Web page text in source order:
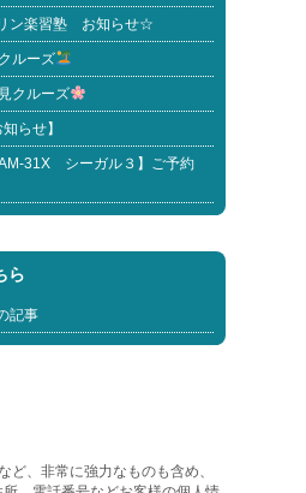
ン楽習塾 お知らせ☆
ルーズ
クルーズ
らせ】
31X シーガル３】ご予約
ら
記事
、非常に強力なものも含め、